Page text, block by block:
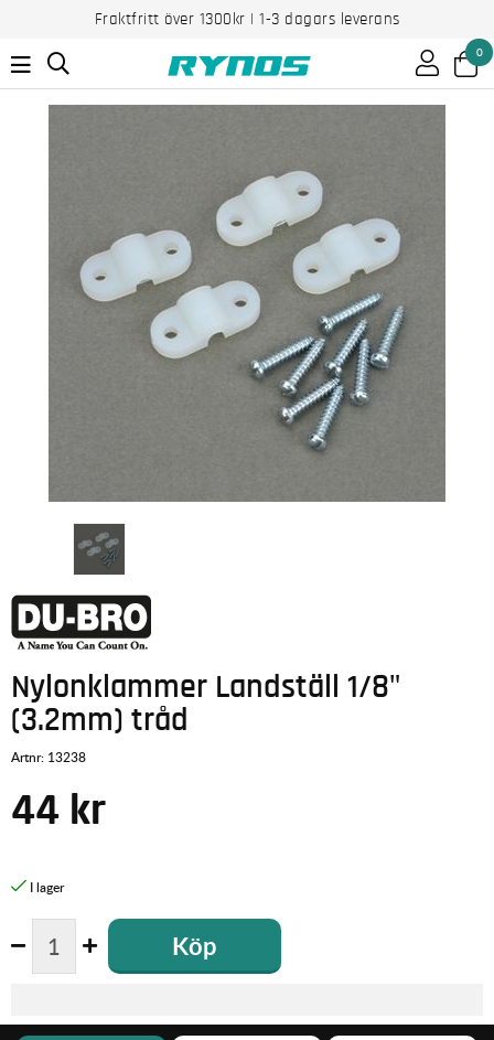
Fraktfritt över 1300kr | 1-3 dagars leverans
0
Nylonklammer Landställ 1/8"
(3.2mm) tråd
Artnr: 13238
44 kr
Köp